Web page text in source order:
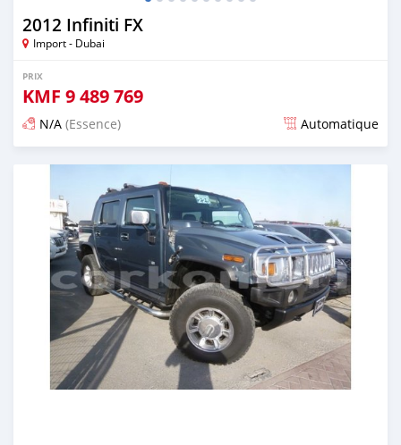
2012 Infiniti FX
Import - Dubai
PRIX
KMF 9 489 769
N/A (Essence) Automatique
Publié il y a environ 7 ans